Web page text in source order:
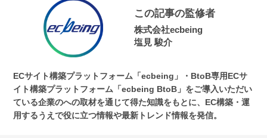
この記事の監修者
株式会社ecbeing
塩見 駿介
ECサイト構築プラットフォーム「ecbeing」・BtoB専用ECサ
イト構築プラットフォーム「ecbeing BtoB」をご導入いただい
ている企業のへの取材を通じて得た知識をもとに、EC構築・運
用するうえで役に立つ情報や最新トレンド情報を発信。